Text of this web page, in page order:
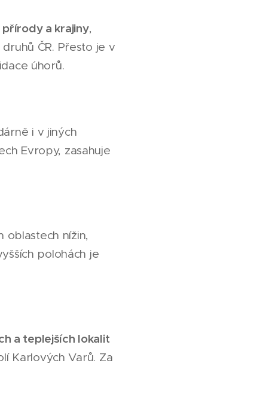
a krajiny,
ČR. Přesto je v
úhorů.
i v jiných
Evropy, zasahuje
oblastech nížin,
polohách je
a teplejších lokalit
Karlových Varů. Za